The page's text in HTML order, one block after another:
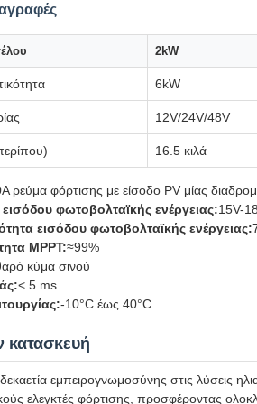
2kW
6kW
12V/24V/48V
16.5 κιλά
ρεύμα φόρτισης με είσοδο PV μίας
φωτοβολταϊκής ενέργειας:15V-
εισόδου φωτοβολταϊκής ενέργειας:
MPPT:≈99%
κύμα σινού
< 5 ms
-10°C έως 40°C
κατασκευή
εμπειρογνωμοσύνης στις λύσεις
ελεγκτές φόρτισης, προσφέροντας